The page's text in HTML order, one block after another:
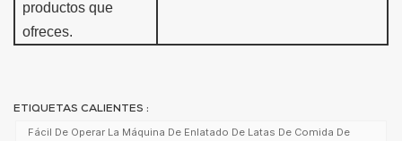
productos que
ofreces.
ETIQUETAS CALIENTES :
Fácil De Operar La Máquina De Enlatado De Latas De Comida De